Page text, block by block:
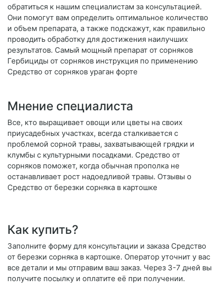
обратиться к нашим специалистам за консультацией.
Они помогут вам определить оптимальное количество
и объем препарата, а также подскажут, как правильно
проводить обработку для достижения наилучших
результатов. Самый мощный препарат от сорняков
Гербициды от сорняков инструкция по применению
Средство от сорняков ураган форте
Мнение специалиста
Все, кто выращивает овощи или цветы на своих
приусадебных участках, всегда сталкивается с
проблемой сорной травы, захватывающей грядки и
клумбы с культурными посадками. Средство от
сорняков поможет, когда обычная прополка не
останавливает рост надоедливой травы. Отзывы о
Средство от березки сорняка в картошке
Как купить?
Заполните форму для консультации и заказа Средство
от березки сорняка в картошке. Оператор уточнит у вас
все детали и мы отправим ваш заказ. Через 3-7 дней вы
получите посылку и оплатите её при получении.